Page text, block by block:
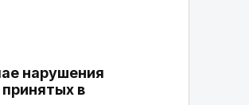
нарушения
в